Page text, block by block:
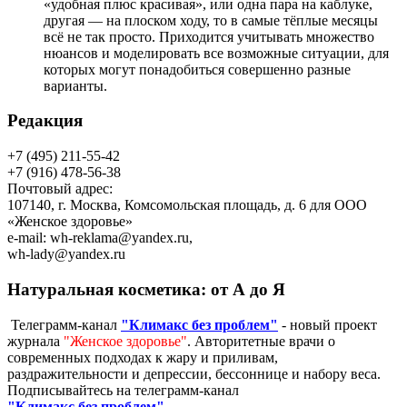
«удобная плюс красивая», или одна пара на каблуке,
другая — на плоском ходу, то в самые тёплые месяцы
всё не так просто. Приходится учитывать множество
нюансов и моделировать все возможные ситуации, для
которых могут понадобиться совершенно разные
варианты.
Редакция
+7 (495) 211-55-42
+7 (916) 478-56-38
Почтовый адрес:
107140, г. Москва, Комсомольская площадь, д. 6 для ООО
«Женское здоровье»
e-mail: wh-reklama@yandex.ru,
wh-lady@yandex.ru
Натуральная косметика: от А до Я
Телеграмм-канал "Климакс без проблем" - новый проект
журнала "Женское здоровье". Авторитетные врачи о
современных подходах к жару и приливам,
раздражительности и депрессии, бессоннице и набору веса.
Подписывайтесь на телеграмм-канал